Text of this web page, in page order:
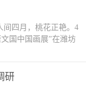
四月，桃花正艳。4
国中国画展”在潍坊
研